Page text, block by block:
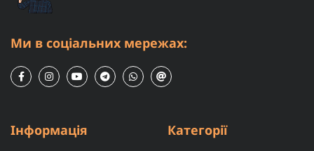
Ми в соціальних мережах:
Інформація Категорії